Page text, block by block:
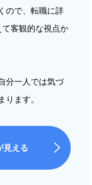
ので、転職に詳
客観的な視点か
分一人では気づ
ます。
見える